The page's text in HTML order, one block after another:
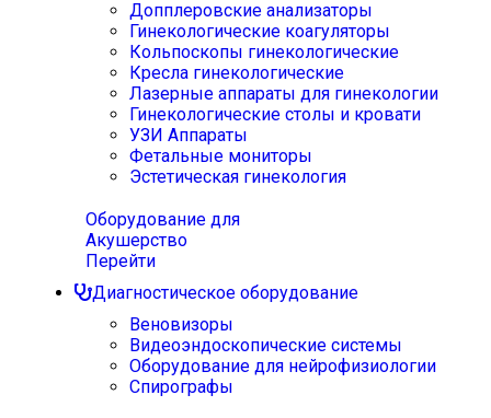
Допплеровские анализаторы
Гинекологические коагуляторы
Кольпоскопы гинекологические
Кресла гинекологические
Лазерные аппараты для гинекологии
Гинекологические столы и кровати
УЗИ Аппараты
Фетальные мониторы
Эстетическая гинекология
Оборудование для
Акушерство
Перейти
Диагностическое оборудование
Веновизоры
Видеоэндоскопические системы
Оборудование для нейрофизиологии
Спирографы